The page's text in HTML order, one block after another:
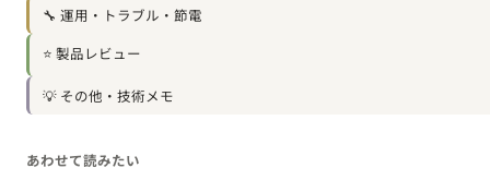
🔧 運用・トラブル・節電
⭐ 製品レビュー
💡 その他・技術メモ
あわせて読みたい